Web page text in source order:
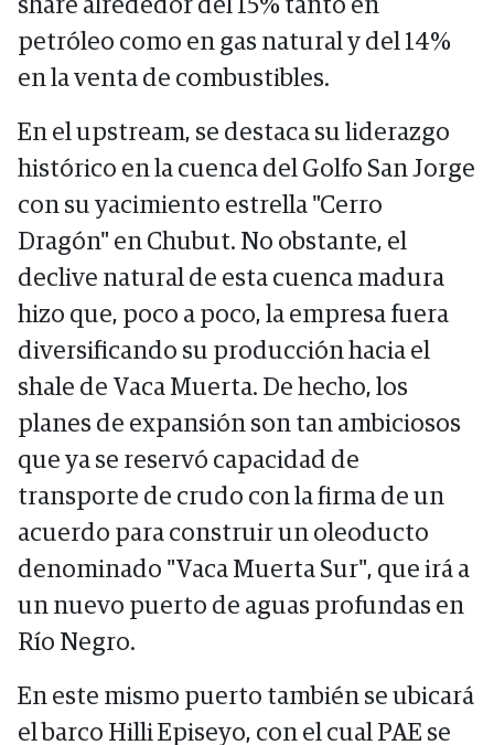
share alrededor del 15% tanto en
petróleo como en gas natural y del 14%
en la venta de combustibles.
En el upstream, se destaca su liderazgo
histórico en la cuenca del Golfo San Jorge
con su yacimiento estrella "Cerro
Dragón" en Chubut. No obstante, el
declive natural de esta cuenca madura
hizo que, poco a poco, la empresa fuera
diversificando su producción hacia el
shale de Vaca Muerta. De hecho, los
planes de expansión son tan ambiciosos
que ya se reservó capacidad de
transporte de crudo con la firma de un
acuerdo para construir un oleoducto
denominado "Vaca Muerta Sur", que irá a
un nuevo puerto de aguas profundas en
Río Negro.
En este mismo puerto también se ubicará
el barco Hilli Episeyo, con el cual PAE se